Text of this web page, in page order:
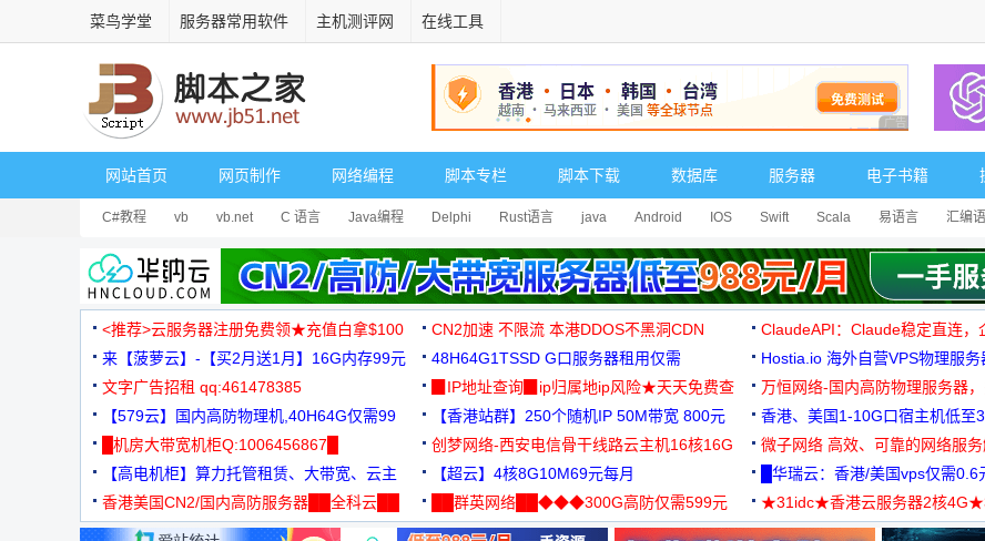
菜鸟学堂 服务器常用软件 主机测评网 在线工具
广告 商业广告，理
网站首页 网页制作 网络编程 脚本专栏 脚本下载 数据库 服务器 电子书籍
C#教程 vb vb.net C 语言 Java编程 Delphi Rust语言 java Android IOS Swift Scala 易语言 汇编
<推荐>云服务器注册免费领★充值白拿$100 CN2加速 不限流 本港DDOS不黑洞CDN ClaudeAPI：Claude稳定直连，
来【菠萝云】-【买2月送1月】16G内存99元
48H64G1TSSD G口服务器租用仅需
3000+可免费测试
Hostia.io 海外自营VPS物理服务
文字广告招租 qq:461478385
▉IP地址查询▉ip归属地ip风险★天天免费查
万恒网络-国内高防物理服务器
99元/月起
【579云】国内高防物理机,40H64G仅需99
元
【香港站群】250个随机IP 50M带宽 800元 香港、美国1-10G口宿主机低至
█机房大带宽机柜Q:1006456867█
创梦网络-西安电信骨干线路云主机16核16G
88元/月
微子网络 高效、可靠的网络服
【高电机柜】算力托管租赁、大带宽、云主
机
【超云】4核8G10M69元每月 █华瑞云：香港/美国vps仅需0.6
香港美国CN2/国内高防服务器██全科云██
██群英网络██◆◆◆300G高防仅需599元
◆◆◆
★31idc★香港云服务器2核
用◆